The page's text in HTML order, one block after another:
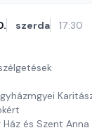
szerda 17:30
és Szent Anna